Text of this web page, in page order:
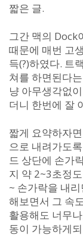
짧은 글.
그간 맥의 Dock
때문에 매번 고
득(?)하였다. 트
쳐를 하면된다
냥 아무생각없
더니 한번에 잘
짧게 요약하자
으로 내려가도
드 상단에 손가
지 약 2~3초정
~ 손가락을 내
해보면서 그 속
활용해도 너무
동이 가능하게